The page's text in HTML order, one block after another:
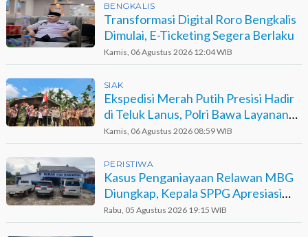
BENGKALIS
Transformasi Digital Roro Bengkalis
Dimulai, E-Ticketing Segera Berlaku
Kamis, 06 Agustus 2026 12:04 WIB
SIAK
Ekspedisi Merah Putih Presisi Hadir
di Teluk Lanus, Polri Bawa Layanan
dan Harapan
Kamis, 06 Agustus 2026 08:59 WIB
PERISTIWA
Kasus Penganiayaan Relawan MBG
Diungkap, Kepala SPPG Apresiasi
Kinerja Polisi
Rabu, 05 Agustus 2026 19:15 WIB